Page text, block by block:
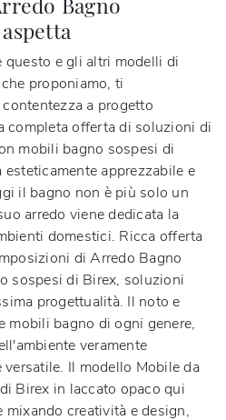
questo e gli altri modelli di
proponiamo, ti
a progetto
completa offerta di soluzioni di
mobili bagno sospesi di
apprezzabile e
il bagno non è più solo un
arredo viene dedicata la
domestici. Ricca offerta
di Arredo Bagno
sospesi di Birex, soluzioni
progettualità. Il noto e
mobili bagno di ogni genere,
veramente
Il modello Mobile da
Birex in laccato opaco qui
creatività e design,